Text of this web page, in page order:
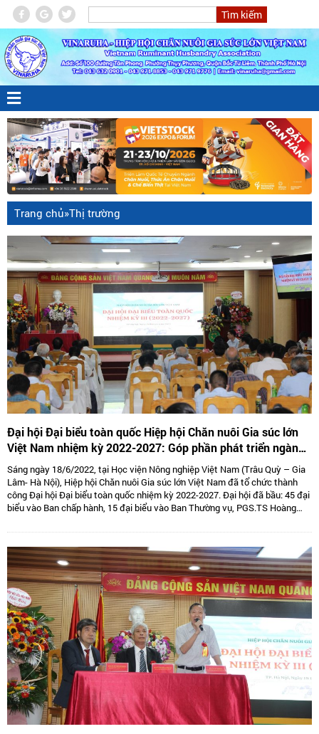
Trang chủ»Thị trường
Đại hội Đại biểu toàn quốc Hiệp hội Chăn nuôi Gia súc lớn
Việt Nam nhiệm kỳ 2022-2027: Góp phần phát triển ngành
Chăn nuôi gia súc lớn Việt Nam bền vững
Sáng ngày 18/6/2022, tại Học viện Nông nghiệp Việt Nam (Trâu Quỳ – Gia
Lâm- Hà Nội), Hiệp hội Chăn nuôi Gia súc lớn Việt Nam đã tổ chức thành
công Đại hội Đại biểu toàn quốc nhiệm kỳ 2022-2027. Đại hội đã bầu: 45 đại
biểu vào Ban chấp hành, 15 đại biểu vào Ban Thường vụ, PGS.TS Hoàng
Chủ tịch kiêm Tổng thư kí và 05 Phó Chủ tịch là: TS Tống Xuân Chinh,
PGS.TS Sử Thanh Long, bà Tô Tuệ Lang, ông Đặng Thái Nhị, ông Hà Văn An.